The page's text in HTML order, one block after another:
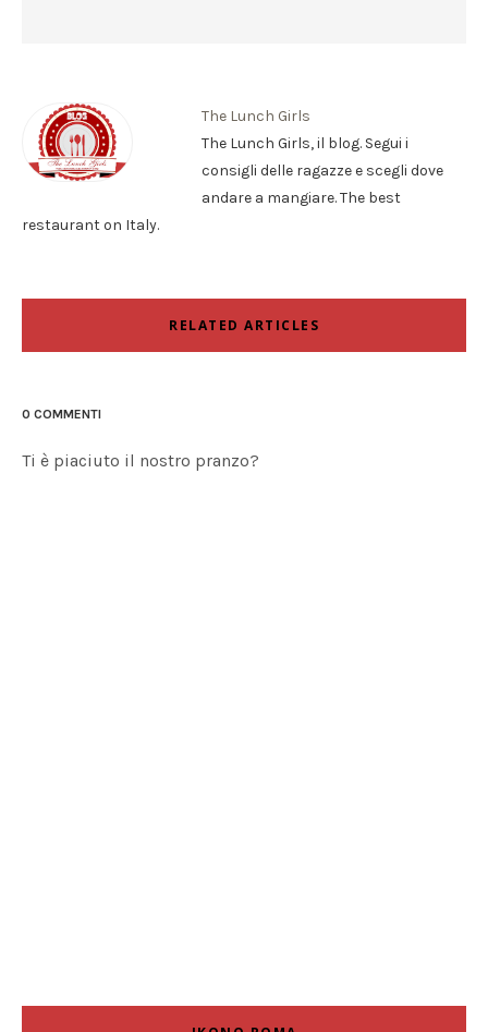
The Lunch Girls
The Lunch Girls, il blog. Segui i
consigli delle ragazze e scegli dove
andare a mangiare. The best
restaurant on Italy.
RELATED ARTICLES
0 COMMENTI
Ti è piaciuto il nostro pranzo?